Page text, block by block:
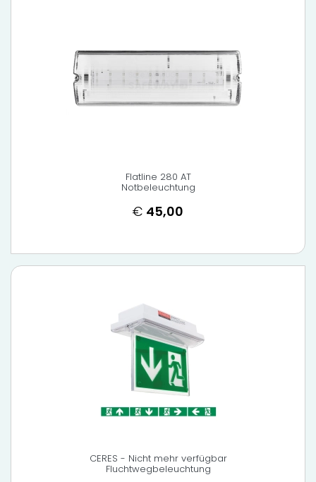
Flatline 280 AT
Notbeleuchtung
€ 45,00
CERES - Nicht mehr verfügbar
Fluchtwegbeleuchtung